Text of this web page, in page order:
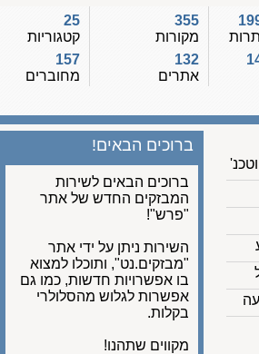
355
מקורות
132
אתרים
קטגוריות
157
מחוברים
ברוכים הבאים!
ברוכים הבאים לשירות
המבזקים החדש של אתר
"פרש"!
השירות ניתן על ידי אתר
"מבזקים.נט", ותוכלו למצוא
בו אפשרויות חדשות, כמו גם
אפשרות לגלוש מהסלולרי
בקלות.
מקווים שתהנו!